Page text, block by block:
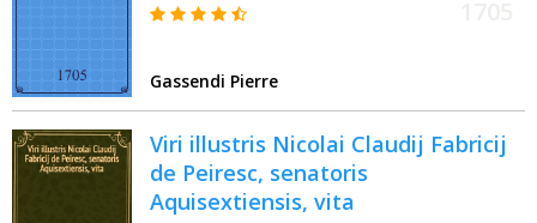
Gassendi Pierre
Viri illustris Nicolai Claudij Fabricij
de Peiresc, senatoris
Aquisextiensis, vita